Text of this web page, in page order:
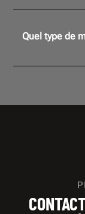
Quel type de